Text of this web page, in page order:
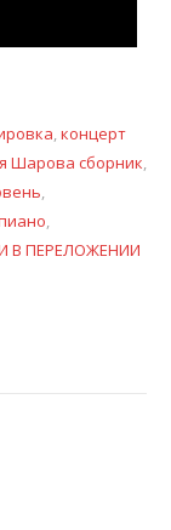
,концерт
Шарова сборник,
,
,
В ПЕРЕЛОЖЕНИИ